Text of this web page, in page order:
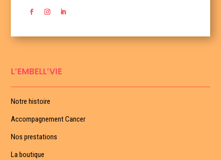
L’EMBELL’VIE
Notre histoire
Accompagnement Cancer
Nos prestations
La boutique